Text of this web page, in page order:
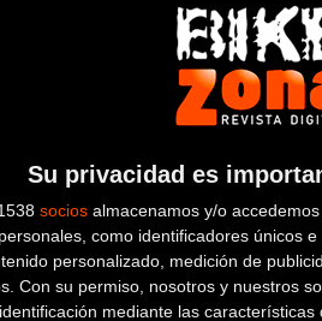
Su privacidad es
socios almacenamos y/o
como identificadores únicos
personalizado, medición de
Con su permiso, nosotros y nuestros
mediante las
más completa y cómoda
entrenamiento. Tras un
se beneficiarán con datos
la experiencia de llevar el reloj
usuario y permite reproducir un